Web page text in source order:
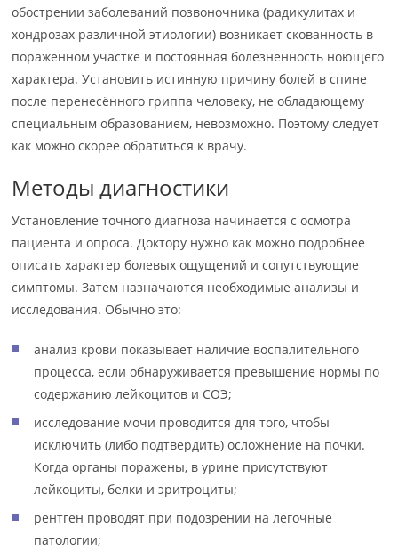
обострении заболеваний позвоночника (радикулитах и
хондрозах различной этиологии) возникает скованность в
поражённом участке и постоянная болезненность ноющего
характера. Установить истинную причину болей в спине
после перенесённого гриппа человеку, не обладающему
специальным образованием, невозможно. Поэтому следует
как можно скорее обратиться к врачу.
Методы диагностики
Установление точного диагноза начинается с осмотра
пациента и опроса. Доктору нужно как можно подробнее
описать характер болевых ощущений и сопутствующие
симптомы. Затем назначаются необходимые анализы и
исследования. Обычно это:
анализ крови показывает наличие воспалительного
процесса, если обнаруживается превышение нормы по
содержанию лейкоцитов и СОЭ;
исследование мочи проводится для того, чтобы
исключить (либо подтвердить) осложнение на почки.
Когда органы поражены, в урине присутствуют
лейкоциты, белки и эритроциты;
рентген проводят при подозрении на лёгочные
патологии;